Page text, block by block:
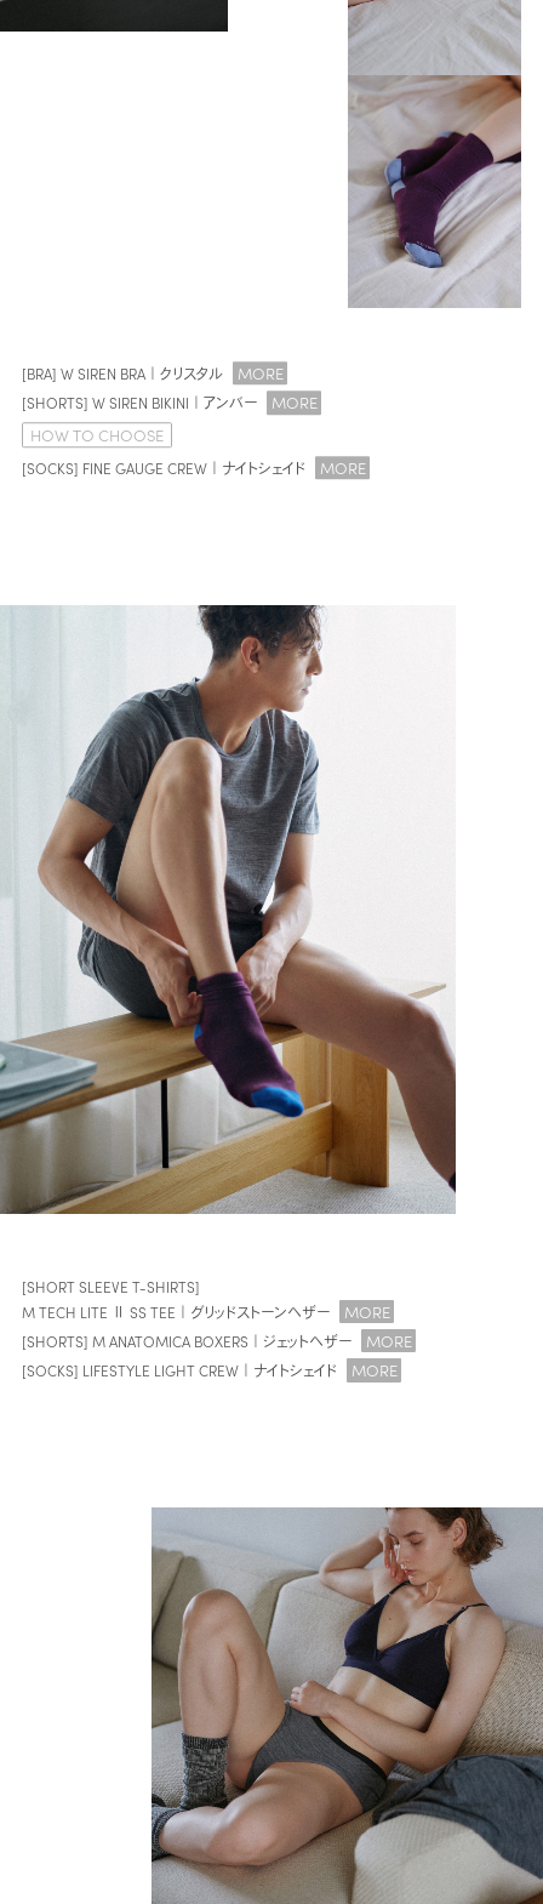
[BRA] W SIREN BRA｜クリスタル MORE
[SHORTS] W SIREN BIKINI｜アンバー
MORE
HOW TO CHOOSE
[SOCKS] FINE GAUGE CREW｜ナイトシェイド MORE
[SHORT SLEEVE T-SHIRTS]
M TECH LITE Ⅱ SS TEE｜グリッドストーンヘザー
MORE
[SHORTS] M ANATOMICA BOXERS｜ジェットヘザー MORE
[SOCKS] LIFESTYLE LIGHT CREW｜ナイトシェイド MORE